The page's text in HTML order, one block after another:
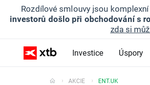
Rozdílové smlouvy jsou
investorů došlo při obchodování s
zda si
Investice Úspory
AKCIE ENT.UK